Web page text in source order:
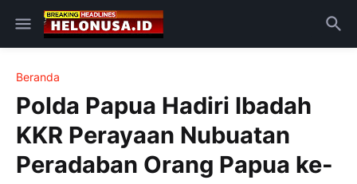
Beranda
Polda Papua Hadiri Ibadah
KKR Perayaan Nubuatan
Peradaban Orang Papua ke-